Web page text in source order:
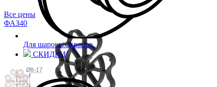
Для шаровых кранов
СКИДКИ
Все цены
ФАЗ40
Ø8-17